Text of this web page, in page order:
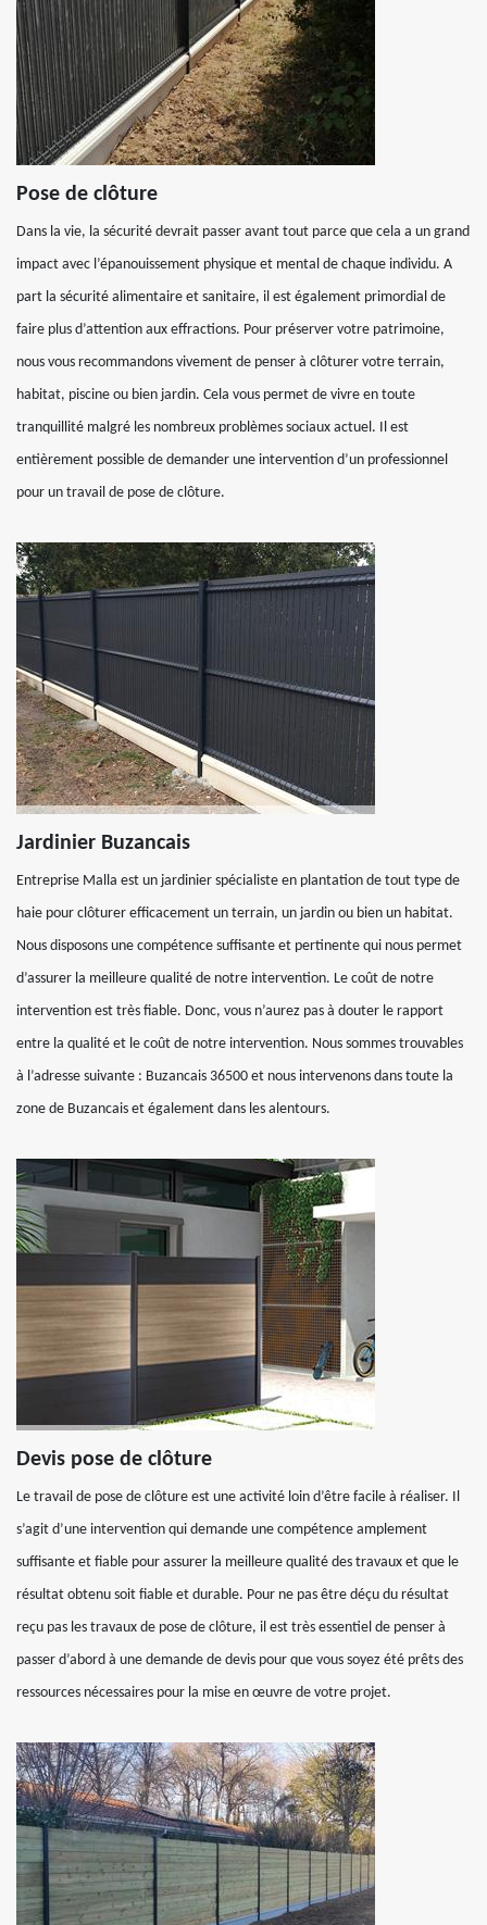
Pose de clôture
Dans la vie, la sécurité devrait passer avant tout parce que cela a un grand
impact avec l’épanouissement physique et mental de chaque individu. A
part la sécurité alimentaire et sanitaire, il est également primordial de
faire plus d’attention aux effractions. Pour préserver votre patrimoine,
nous vous recommandons vivement de penser à clôturer votre terrain,
habitat, piscine ou bien jardin. Cela vous permet de vivre en toute
tranquillité malgré les nombreux problèmes sociaux actuel. Il est
entièrement possible de demander une intervention d’un professionnel
pour un travail de pose de clôture.
Jardinier Buzancais
Entreprise Malla est un jardinier spécialiste en plantation de tout type de
haie pour clôturer efficacement un terrain, un jardin ou bien un habitat.
Nous disposons une compétence suffisante et pertinente qui nous permet
d’assurer la meilleure qualité de notre intervention. Le coût de notre
intervention est très fiable. Donc, vous n’aurez pas à douter le rapport
entre la qualité et le coût de notre intervention. Nous sommes trouvables
à l’adresse suivante : Buzancais 36500 et nous intervenons dans toute la
zone de Buzancais et également dans les alentours.
Devis pose de clôture
Le travail de pose de clôture est une activité loin d’être facile à réaliser. Il
s’agit d’une intervention qui demande une compétence amplement
suffisante et fiable pour assurer la meilleure qualité des travaux et que le
résultat obtenu soit fiable et durable. Pour ne pas être déçu du résultat
reçu pas les travaux de pose de clôture, il est très essentiel de penser à
passer d’abord à une demande de devis pour que vous soyez été prêts des
ressources nécessaires pour la mise en œuvre de votre projet.